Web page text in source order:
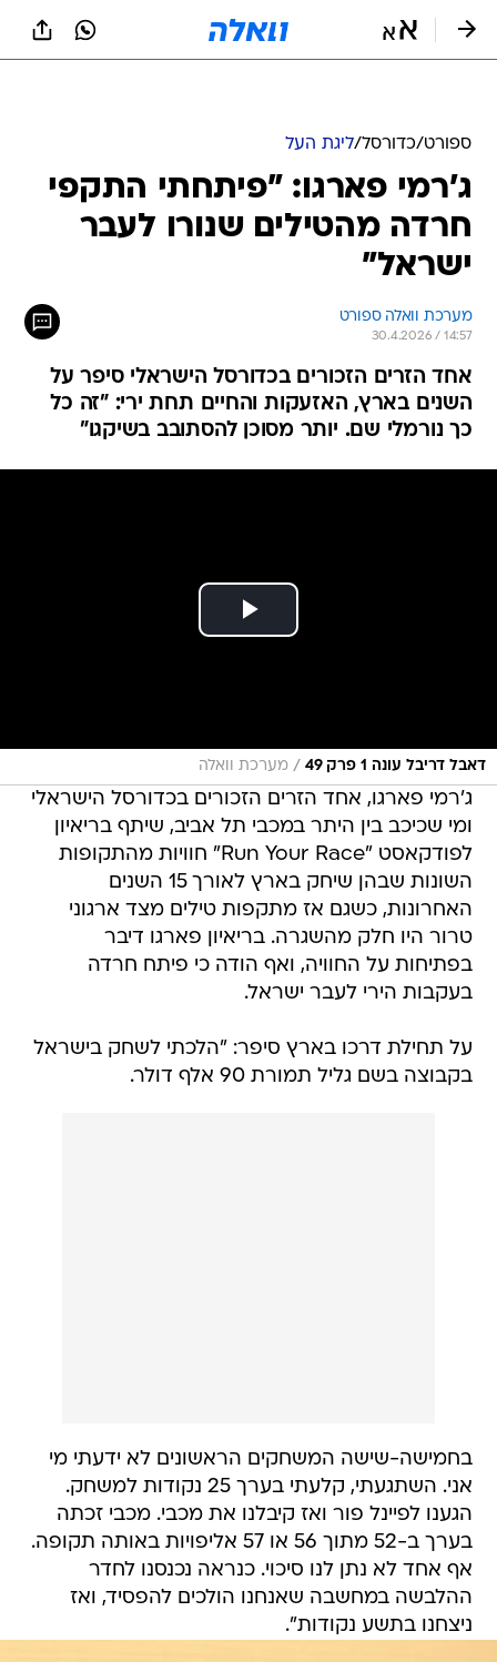
ספורט/כדורסל/ליגת העל
ג'רמי פארגו: "פיתחתי התקפי
חרדה מהטילים שנורו לעבר
ישראל"
מערכת וואלה ספורט
30.4.2026 / 14:57
אחד הזרים הזכורים בכדורסל הישראלי סיפר על
השנים בארץ, האזעקות והחיים תחת ירי: "זה כל
כך נורמלי שם. יותר מסוכן להסתובב בשיקגו"
דאבל דריבל עונה 1 פרק 49 / מערכת וואלה
ג'רמי פארגו, אחד הזרים הזכורים בכדורסל הישראלי
ומי שכיכב בין היתר במכבי תל אביב, שיתף בריאיון
לפודקאסט "Run Your Race" חוויות מהתקופות
השונות שבהן שיחק בארץ לאורך 15 השנים
האחרונות, כשגם אז מתקפות טילים מצד ארגוני
טרור היו חלק מהשגרה. בריאיון פארגו דיבר
בפתיחות על החוויה, ואף הודה כי פיתח חרדה
בעקבות הירי לעבר ישראל.
על תחילת דרכו בארץ סיפר: "הלכתי לשחק בישראל
בקבוצה בשם גליל תמורת 90 אלף דולר.
בחמישה-שישה המשחקים הראשונים לא ידעתי מי
אני. השתגעתי, קלעתי בערך 25 נקודות למשחק.
הגענו לפיינל פור ואז קיבלנו את מכבי. מכבי זכתה
בערך ב-52 מתוך 56 או 57 אליפויות באותה תקופה.
אף אחד לא נתן לנו סיכוי. כנראה נכנסנו לחדר
ההלבשה במחשבה שאנחנו הולכים להפסיד, ואז
ניצחנו בתשע נקודות".